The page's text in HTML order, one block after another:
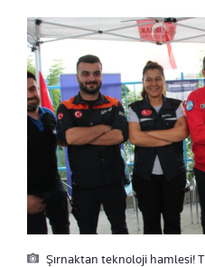
Şırnaktan teknoloji hamlesi!